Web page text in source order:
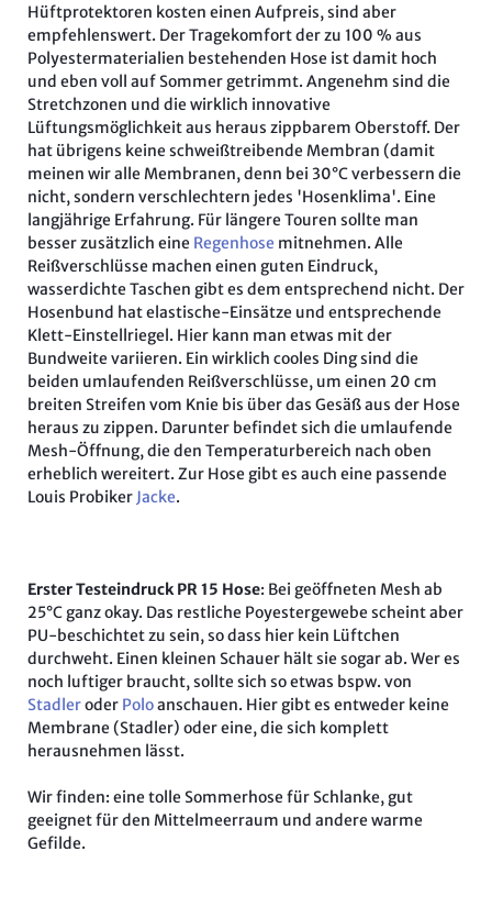
Hüftprotektoren kosten einen Aufpreis, sind aber
empfehlenswert. Der Tragekomfort der zu 100 % aus
Polyestermaterialien bestehenden Hose ist damit hoch
und eben voll auf Sommer getrimmt. Angenehm sind die
Stretchzonen und die wirklich innovative
Lüftungsmöglichkeit aus heraus zippbarem Oberstoff. Der
hat übrigens keine schweißtreibende Membran (damit
meinen wir alle Membranen, denn bei 30°C verbessern die
nicht, sondern verschlechtern jedes 'Hosenklima'. Eine
langjährige Erfahrung. Für längere Touren sollte man
besser zusätzlich eine Regenhose mitnehmen. Alle
Reißverschlüsse machen einen guten Eindruck,
wasserdichte Taschen gibt es dem entsprechend nicht. Der
Hosenbund hat elastische-Einsätze und entsprechende
Klett-Einstellriegel. Hier kann man etwas mit der
Bundweite variieren. Ein wirklich cooles Ding sind die
beiden umlaufenden Reißverschlüsse, um einen 20 cm
breiten Streifen vom Knie bis über das Gesäß aus der Hose
heraus zu zippen. Darunter befindet sich die umlaufende
Mesh-Öffnung, die den Temperaturbereich nach oben
erheblich wereitert. Zur Hose gibt es auch eine passende
Louis Probiker Jacke.
Erster Testeindruck PR 15 Hose: Bei geöffneten Mesh ab
25°C ganz okay. Das restliche Poyestergewebe scheint aber
PU-beschichtet zu sein, so dass hier kein Lüftchen
durchweht. Einen kleinen Schauer hält sie sogar ab. Wer es
noch luftiger braucht, sollte sich so etwas bspw. von
Stadleroder Poloanschauen. Hier gibt es entweder keine
Membrane (Stadler) oder eine, die sich komplett
herausnehmen lässt.
Wir finden: eine tolle Sommerhose für Schlanke, gut
geeignet für den Mittelmeerraum und andere warme
Gefilde.